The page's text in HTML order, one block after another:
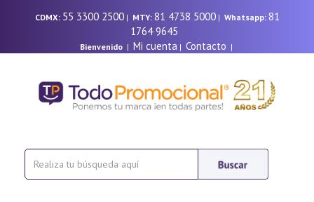
CDMX: 55 3300 2500| MTY: 81 4738 5000| Whatsapp: 81
1764 9645
Bienvenido| Mi cuenta | Contacto |